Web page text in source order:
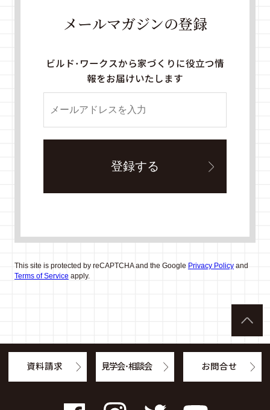
メールマガジンの登録
ビルド・ワークスから家づくりに役立つ情
報をお届けいたします
This site is protected by reCAPTCHA and the Google Privacy Policyand
Terms of Service apply.
資料請求 見学会・相談会 お問合せ